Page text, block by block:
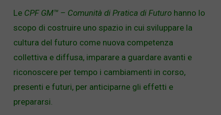
Le CPF GM™ – Comunità di Pratica di Futuro hanno lo
scopo di costruire uno spazio in cui sviluppare la
cultura del futuro come nuova competenza
collettiva e diffusa, imparare a guardare avanti e
riconoscere per tempo i cambiamenti in corso,
presenti e futuri, per anticiparne gli effetti e
prepararsi.